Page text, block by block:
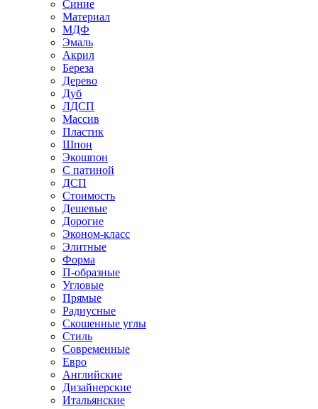
Синие
Материал
МДФ
Эмаль
Акрил
Береза
Дерево
Дуб
ЛДСП
Массив
Пластик
Шпон
Экошпон
С патиной
ДСП
Стоимость
Дешевые
Дорогие
Эконом-класс
Элитные
Форма
П-образные
Угловые
Прямые
Радиусные
Скошенные углы
Стиль
Современные
Евро
Английские
Дизайнерские
Итальянские